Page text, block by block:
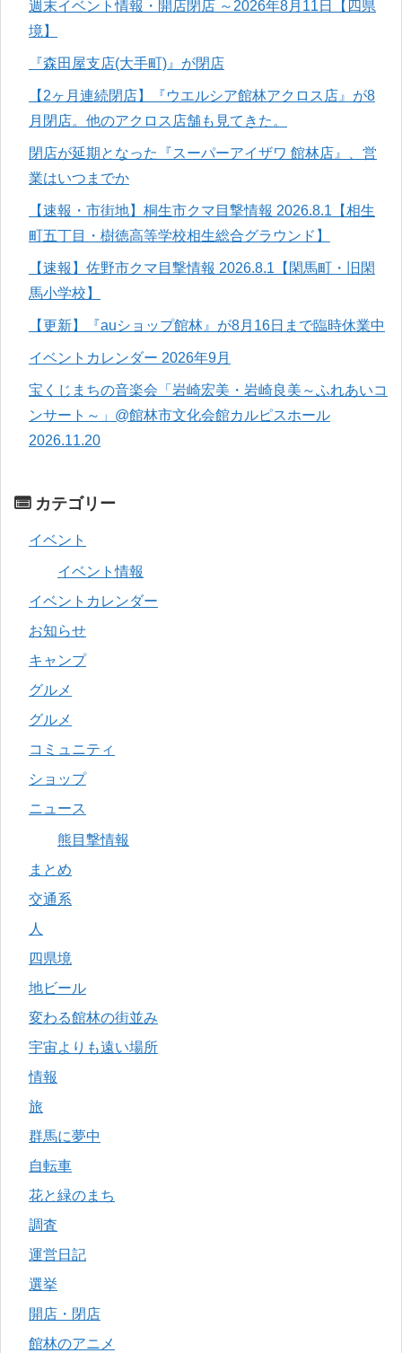
週末イベント情報・開店閉店 ～2026年8月11日【四県
境】
『森田屋支店(大手町)』が閉店
【2ヶ月連続閉店】『ウエルシア館林アクロス店』が8
月閉店。他のアクロス店舗も見てきた。
閉店が延期となった『スーパーアイザワ 館林店』、営
業はいつまでか
【速報・市街地】桐生市クマ目撃情報 2026.8.1【相生
町五丁目・樹徳高等学校相生総合グラウンド】
【速報】佐野市クマ目撃情報 2026.8.1【閑馬町・旧閑
馬小学校】
【更新】『auショップ館林』が8月16日まで臨時休業中
イベントカレンダー 2026年9月
宝くじまちの音楽会「岩崎宏美・岩崎良美～ふれあいコ
ンサート～」@館林市文化会館カルピスホール
2026.11.20
カテゴリー
イベント
イベント情報
イベントカレンダー
お知らせ
キャンプ
グルメ
グルメ
コミュニティ
ショップ
ニュース
熊目撃情報
まとめ
交通系
人
四県境
地ビール
変わる館林の街並み
宇宙よりも遠い場所
情報
旅
群馬に夢中
自転車
花と緑のまち
調査
運営日記
選挙
開店・閉店
館林のアニメ